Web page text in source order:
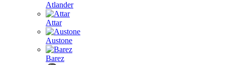
Atlander
Attar
Austone
Barez